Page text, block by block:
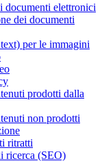
documenti elettronici
dei documenti
per le immagini
prodotti dalla
non prodotti
ritratti
ricerca (SEO)